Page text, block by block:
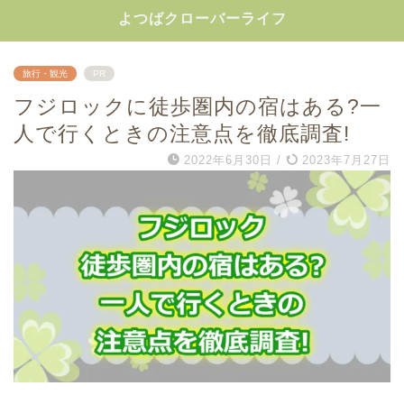
よつばクローバーライフ
旅行・観光 PR
フジロックに徒歩圏内の宿はある?一
人で行くときの注意点を徹底調査!
2022年6月30日 / 2023年7月27日